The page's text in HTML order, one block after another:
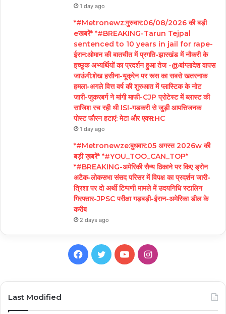
1 day ago
*#Metronewz:गुरुवार:06/08/2026 की बड़ी
eखबरें* *#BREAKING-Tarun Tejpal
sentenced to 10 years in jail for rape-
ईरान:ओमान की बातचीत में प्रगति-झारखंड में नौकरी के
इच्छुक अभ्यर्थियों का प्रदर्शन हुआ तेज -@बांग्लादेश वापस
जाऊंगी:शेख हसीना-यूक्रेन पर रूस का सबसे खतरनाक
हमला-अगले वित्त वर्ष की शुरुआत में प्लास्टिक के नोट
जारी-जुकरबर्ग ने मांगी माफी-CJP प्रोटेस्ट में ब्लास्ट की
साजिश रच रही थी ISI-गडकरी से जुड़ी आपत्तिजनक
पोस्ट फौरन हटाएं: मेटा और एक्स:HC
1 day ago
*#Metronewze:बुधवार:05 अगस्त 2026w की
बड़ी ख़बरें* *#YOU_TOO_CAN_TOP*
*#BREAKING-अमेरिकी सैन्य ठिकाने पर किए ड्रोन
अटैक-लोकसभा संसद परिसर में विपक्ष का प्रदर्शन जारी-
त्रिशा पर दो अर्थी टिप्पणी मामले में उदयनिधि स्टालिन
गिरफ्तार-JPSC परीक्षा गड़बड़ी-ईरान-अमेरिका डील के
करीब
2 days ago
Facebook
TwitterYouTubeInstagram
Last Modified